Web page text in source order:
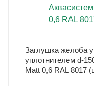
Заглушка желоба
уплотнителем d-
Matt 0,6 RAL 8017